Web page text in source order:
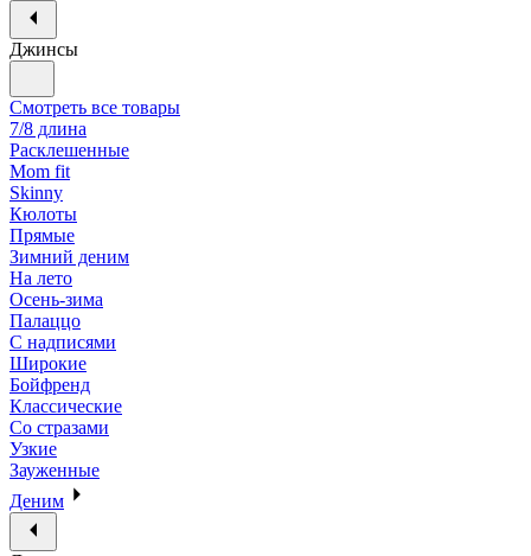
Джинсы
Смотреть все товары
7/8 длина
Расклешенные
Mom fit
Skinny
Кюлоты
Прямые
Зимний деним
На лето
Осень-зима
Палаццо
С надписями
Широкие
Бойфренд
Классические
Со стразами
Узкие
Зауженные
Деним